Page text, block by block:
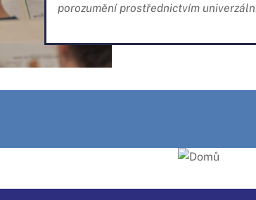
porozumění prostřednictvím